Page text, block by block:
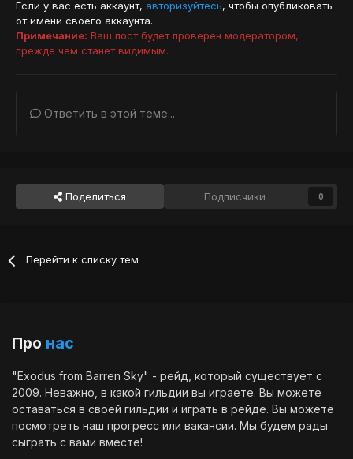
Если у вас есть аккаунт, авторизуйтесь, чтобы опубликовать
от имени своего аккаунта.
Примечание: Ваш пост будет проверен модератором,
прежде чем станет видимым.
Ответить в этой теме...
Поделиться Подписчики 0
Перейти к списку тем
Про нас
"Exodus from Barren Sky" - рейд, который существует с
2009. Неважно, в какой гильдии вы играете. Вы можете
оставаться в своей гильдии и играть в рейде. Вы можете
посмотреть наш прогресс или вакансии. Мы будем рады
сыграть с вами вместе!